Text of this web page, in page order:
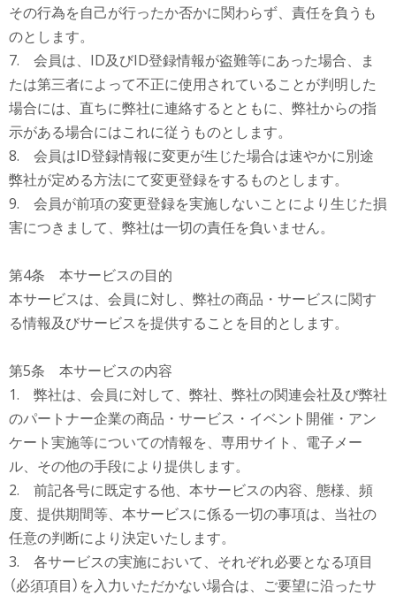
その行為を自己が行ったか否かに関わらず、責任を負うも
のとします。
7. 会員は、ID及びID登録情報が盗難等にあった場合、ま
たは第三者によって不正に使用されていることが判明した
場合には、直ちに弊社に連絡するとともに、弊社からの指
示がある場合にはこれに従うものとします。
8. 会員はID登録情報に変更が生じた場合は速やかに別途
弊社が定める方法にて変更登録をするものとします。
9. 会員が前項の変更登録を実施しないことにより生じた損
害につきまして、弊社は一切の責任を負いません。
第4条 本サービスの目的
本サービスは、会員に対し、弊社の商品・サービスに関す
る情報及びサービスを提供することを目的とします。
第5条 本サービスの内容
1. 弊社は、会員に対して、弊社、弊社の関連会社及び弊社
のパートナー企業の商品・サービス・イベント開催・アン
ケート実施等についての情報を、専用サイト、電子メー
ル、その他の手段により提供します。
2. 前記各号に既定する他、本サービスの内容、態様、頻
度、提供期間等、本サービスに係る一切の事項は、当社の
任意の判断により決定いたします。
3. 各サービスの実施において、それぞれ必要となる項目
（必須項目）を入力いただかない場合は、ご要望に沿ったサ